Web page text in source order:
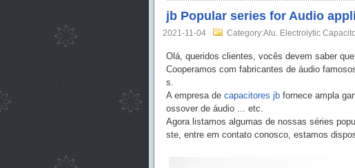
jb Popular series for Audio
2021-11-04 Category:Alu. Electrolytic
Olá, queridos clientes, vocês devem saber
Cooperamos com fabricantes de áudio
s.
A empresa de capacitores jbfornece ampla
ossover de áudio ... etc.
Agora listamos algumas de nossas séries
ste, entre em contato conosco, estamos